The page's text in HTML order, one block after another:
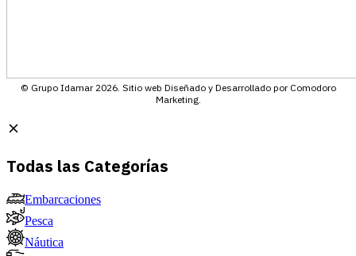
© Grupo Idamar 2026. Sitio web Diseñado y Desarrollado por Comodoro
Marketing.
Todas las Categorías
Embarcaciones
Pesca
Náutica